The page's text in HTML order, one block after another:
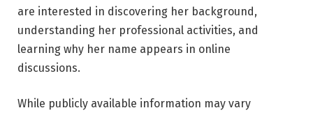
are interested in discovering her background,
understanding her professional activities, and
learning why her name appears in online
discussions.
While publicly available information may vary